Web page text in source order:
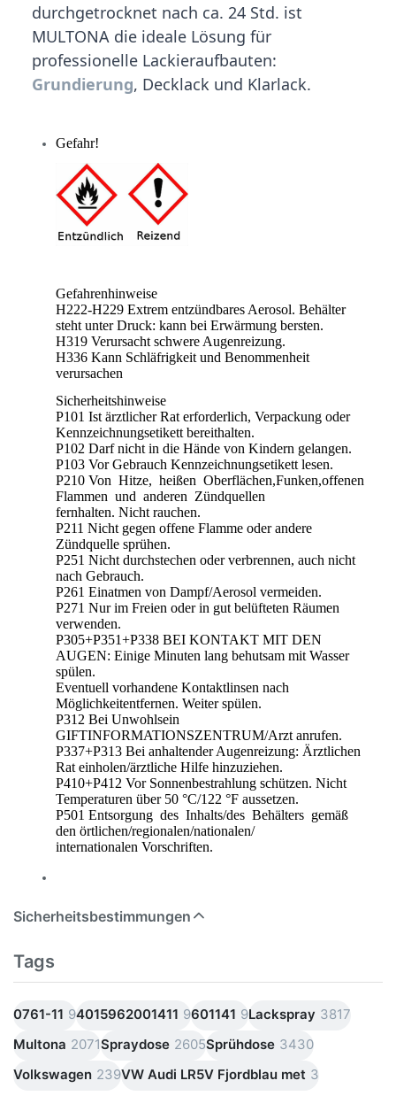
durchgetrocknet nach ca. 24 Std. ist
MULTONA die ideale Lösung für
professionelle Lackieraufbauten:
Grundierung, Decklack und Klarlack.
Gefahr!
Gefahrenhinweise
H222-H229 Extrem entzündbares Aerosol. Behälter
steht unter Druck: kann bei Erwärmung bersten.
H319 Verursacht schwere Augenreizung.
H336 Kann Schläfrigkeit und Benommenheit
verursachen
Sicherheitshinweise
P101 Ist ärztlicher Rat erforderlich, Verpackung oder
Kennzeichnungsetikett bereithalten.
P102 Darf nicht in die Hände von Kindern gelangen.
P103 Vor Gebrauch Kennzeichnungsetikett lesen.
P210 Von Hitze, heißen Oberflächen,Funken,offenen
Flammen und anderen Zündquellen
fernhalten. Nicht rauchen.
P211 Nicht gegen offene Flamme oder andere
Zündquelle sprühen.
P251 Nicht durchstechen oder verbrennen, auch nicht
nach Gebrauch.
P261 Einatmen von Dampf/Aerosol vermeiden.
P271 Nur im Freien oder in gut belüfteten Räumen
verwenden.
P305+P351+P338 BEI KONTAKT MIT DEN
AUGEN: Einige Minuten lang behutsam mit Wasser
spülen.
Eventuell vorhandene Kontaktlinsen nach
Möglichkeitentfernen. Weiter spülen.
P312 Bei Unwohlsein
GIFTINFORMATIONSZENTRUM/Arzt anrufen.
P337+P313 Bei anhaltender Augenreizung: Ärztlichen
Rat einholen/ärztliche Hilfe hinzuziehen.
P410+P412 Vor Sonnenbestrahlung schützen. Nicht
Temperaturen über 50 °C/122 °F aussetzen.
P501 Entsorgung des Inhalts/des Behälters gemäß
den örtlichen/regionalen/nationalen/
internationalen Vorschriften.
Sicherheitsbestimmungen
Tags
0761-11 94015962001411 9601141 9Lackspray 3817
Multona 2071Spraydose 2605Sprühdose 3430
Volkswagen 239VW Audi LR5V Fjordblau met 3